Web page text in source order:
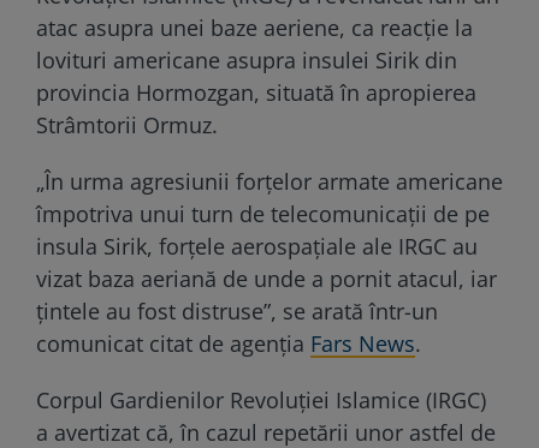
atac asupra unei baze aeriene, ca reacție la
lovituri americane asupra insulei Sirik din
provincia Hormozgan, situată în apropierea
Strâmtorii Ormuz.
„În urma agresiunii forțelor armate americane
împotriva unui turn de telecomunicații de pe
insula Sirik, forțele aerospațiale ale IRGC au
vizat baza aeriană de unde a pornit atacul, iar
țintele au fost distruse”, se arată într-un
comunicat citat de agenția Fars News.
Corpul Gardienilor Revoluției Islamice (IRGC)
a avertizat că, în cazul repetării unor astfel de